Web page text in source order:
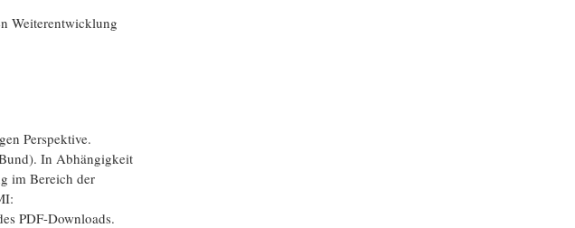
Weiter­entwicklung
Perspektive.
In Abhängigkeit
im Bereich der
PDF-Downloads.